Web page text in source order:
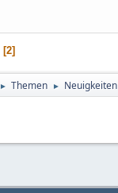
2
► Themen ► Neuigkeiten